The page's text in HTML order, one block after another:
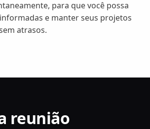
para que você possa
e manter seus projetos
atrasos.
reunião